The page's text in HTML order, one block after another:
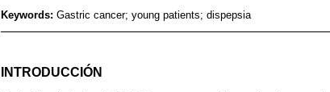
Keywords: Gastric cancer; young patients; dispepsia
INTRODUCCIÓN